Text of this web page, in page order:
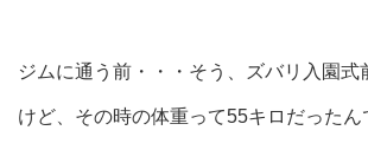
ジムに通う前・・・そう、ズバリ入園式
けど、その時の体重って55キロだったん